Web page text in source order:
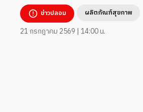
ข่าวปลอม ผลิตภัณฑ์สุขภาพ
21 กรกฎาคม 2569 | 14:00 น.